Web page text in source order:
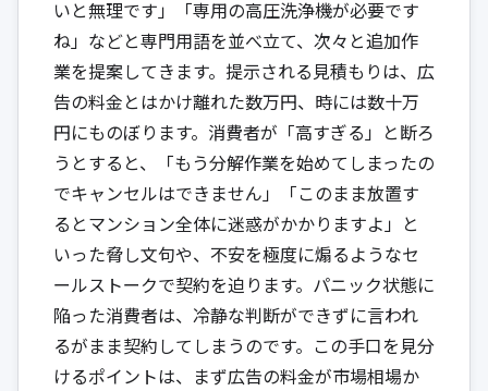
いと無理です」「専用の高圧洗浄機が必要です
ね」などと専門用語を並べ立て、次々と追加作
業を提案してきます。提示される見積もりは、広
告の料金とはかけ離れた数万円、時には数十万
円にものぼります。消費者が「高すぎる」と断ろ
うとすると、「もう分解作業を始めてしまったの
でキャンセルはできません」「このまま放置す
るとマンション全体に迷惑がかかりますよ」と
いった脅し文句や、不安を極度に煽るようなセ
ールストークで契約を迫ります。パニック状態に
陥った消費者は、冷静な判断ができずに言われ
るがまま契約してしまうのです。この手口を見分
けるポイントは、まず広告の料金が市場相場か